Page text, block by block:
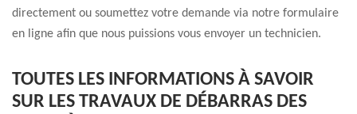
directement ou soumettez votre demande via notre formulaire
en ligne afin que nous puissions vous envoyer un technicien.
TOUTES LES INFORMATIONS À SAVOIR
SUR LES TRAVAUX DE DÉBARRAS DES